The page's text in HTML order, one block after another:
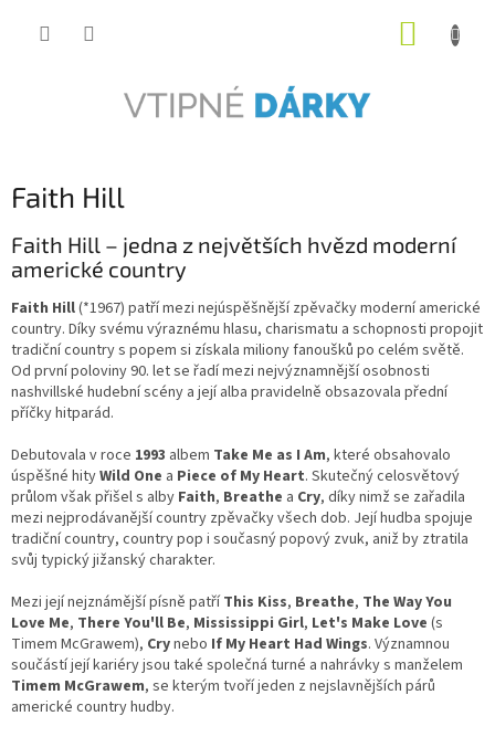
Faith Hill
Faith Hill – jedna z největších hvězd moderní
americké country
Faith Hill(*1967) patří mezi nejúspěšnější zpěvačky moderní americké
country. Díky svému výraznému hlasu, charismatu a schopnosti propojit
tradiční country s popem si získala miliony fanoušků po celém světě.
Od první poloviny 90. let se řadí mezi nejvýznamnější osobnosti
nashvillské hudební scény a její alba pravidelně obsazovala přední
příčky hitparád.
Debutovala v roce 1993 albem Take Me as I Am, které obsahovalo
úspěšné hityWild One a Piece of My Heart. Skutečný celosvětový
průlom však přišel s alby Faith, Breathe a Cry, díky nimž se zařadila
mezi nejprodávanější country zpěvačky všech dob. Její hudba spojuje
tradiční country, country pop i současný popový zvuk, aniž by ztratila
svůj typický jižanský charakter.
Mezi její nejznámější písně patříThis Kiss, Breathe, The Way You
Love Me, There You'll Be, Mississippi Girl, Let's Make Love (s
Timem McGrawem), Crynebo If My Heart Had Wings. Významnou
součástí její kariéry jsou také společná turné a nahrávky s manželem
Timem McGrawem, se kterým tvoří jeden z nejslavnějších párů
americké country hudby.